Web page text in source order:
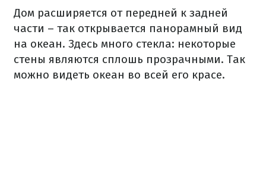
Дом расширяется от передней к задней
части – так открывается панорамный вид
на океан. Здесь много стекла: некоторые
стены являются сплошь прозрачными. Так
можно видеть океан во всей его красе.